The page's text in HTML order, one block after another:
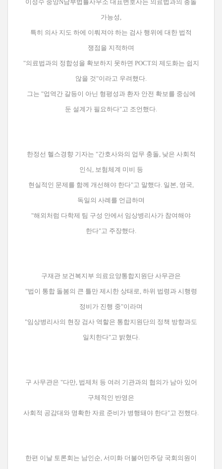
이정수 중앙N남부법률사무소 대표변호사는 의료법과의 충돌
가능성,
특히 의사 지도 하에 이뤄져야 하는 검사 행위에 대한 법적
쟁점을 지적하며
"의료법과의 정합성을 확보하지 못하면 POCT의 제도화는 쉽지
않을 것"이라고 우려했다.
그는 "업역간 갈등이 아닌 형평성과 환자 안전 확보를 중심에
둔 설계가 필요하다"고 조언했다.
한정선 헬스경향 기자는 "간호사와의 업무 충돌, 낮은 사회적
인식, 보험체계 미비 등
현실적인 문제를 함께 개선해야 한다"고 말했다. 일본, 영국,
독일의 사례를 언급하며
"해외처럼 다학제 팀 구성 안에서 임상병리사가 참여해야
한다"고 주장했다.
구재관 보건복지부 의료요양통합지원단 사무관은
"법이 통합 돌봄의 큰 틀만 제시한 상태로, 하위 법령과 시행령
정비가 진행 중"이라며
"임상병리사의 현장 검사 역할은 통합지원단의 정책 방향과도
일치한다"고 밝혔다.
구 사무관은 "다만, 법제처 등 여러 기관과의 협의가 남아 있어
구체적인 반영은
사회적 공감대와 명확한 자료 준비가 병행돼야 한다"고 전했다.
한편 이날 토론회는 남인순, 서미화 더불어민주당 국회의원이